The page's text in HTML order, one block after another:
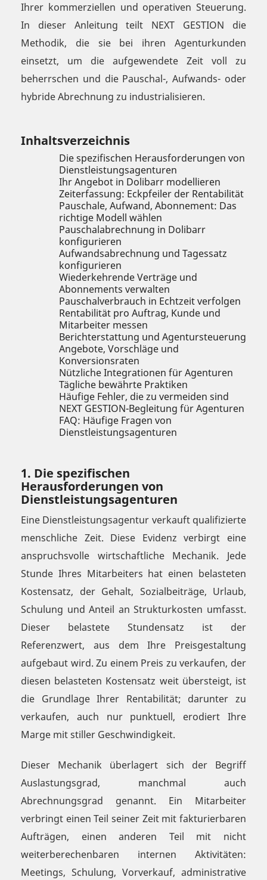
Ihrer kommerziellen und operativen Steuerung.
In dieser Anleitung teilt NEXT GESTION die
Methodik, die sie bei ihren Agenturkunden
einsetzt, um die aufgewendete Zeit voll zu
beherrschen und die Pauschal-, Aufwands- oder
hybride Abrechnung zu industrialisieren.
Inhaltsverzeichnis
Die spezifischen Herausforderungen von
Dienstleistungsagenturen
Ihr Angebot in Dolibarr modellieren
Zeiterfassung: Eckpfeiler der Rentabilität
Pauschale, Aufwand, Abonnement: Das
richtige Modell wählen
Pauschalabrechnung in Dolibarr
konfigurieren
Aufwandsabrechnung und Tagessatz
konfigurieren
Wiederkehrende Verträge und
Abonnements verwalten
Pauschalverbrauch in Echtzeit verfolgen
Rentabilität pro Auftrag, Kunde und
Mitarbeiter messen
Berichterstattung und Agentursteuerung
Angebote, Vorschläge und
Konversionsraten
Nützliche Integrationen für Agenturen
Tägliche bewährte Praktiken
Häufige Fehler, die zu vermeiden sind
NEXT GESTION-Begleitung für Agenturen
FAQ: Häufige Fragen von
Dienstleistungsagenturen
1. Die spezifischen
Herausforderungen von
Dienstleistungsagenturen
Eine Dienstleistungsagentur verkauft qualifizierte
menschliche Zeit. Diese Evidenz verbirgt eine
anspruchsvolle wirtschaftliche Mechanik. Jede
Stunde Ihres Mitarbeiters hat einen belasteten
Kostensatz, der Gehalt, Sozialbeiträge, Urlaub,
Schulung und Anteil an Strukturkosten umfasst.
Dieser belastete Stundensatz ist der
Referenzwert, aus dem Ihre Preisgestaltung
aufgebaut wird. Zu einem Preis zu verkaufen, der
diesen belasteten Kostensatz weit übersteigt, ist
die Grundlage Ihrer Rentabilität; darunter zu
verkaufen, auch nur punktuell, erodiert Ihre
Marge mit stiller Geschwindigkeit.
Dieser Mechanik überlagert sich der Begriff
Auslastungsgrad, manchmal auch
Abrechnungsgrad genannt. Ein Mitarbeiter
verbringt einen Teil seiner Zeit mit fakturierbaren
Aufträgen, einen anderen Teil mit nicht
weiterberechenbaren internen Aktivitäten:
Meetings, Schulung, Vorverkauf, administrative